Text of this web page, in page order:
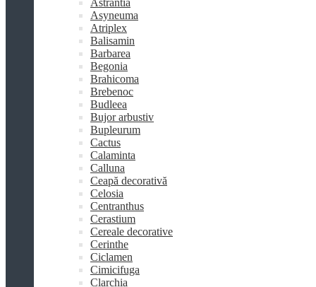
Astrantia
Asyneuma
Atriplex
Balisamin
Barbarea
Begonia
Brahicoma
Brebenoc
Budleea
Bujor arbustiv
Bupleurum
Cactus
Calaminta
Calluna
Ceapă decorativă
Celosia
Centranthus
Cerastium
Cereale decorative
Cerinthe
Ciclamen
Cimicifuga
Clarchia